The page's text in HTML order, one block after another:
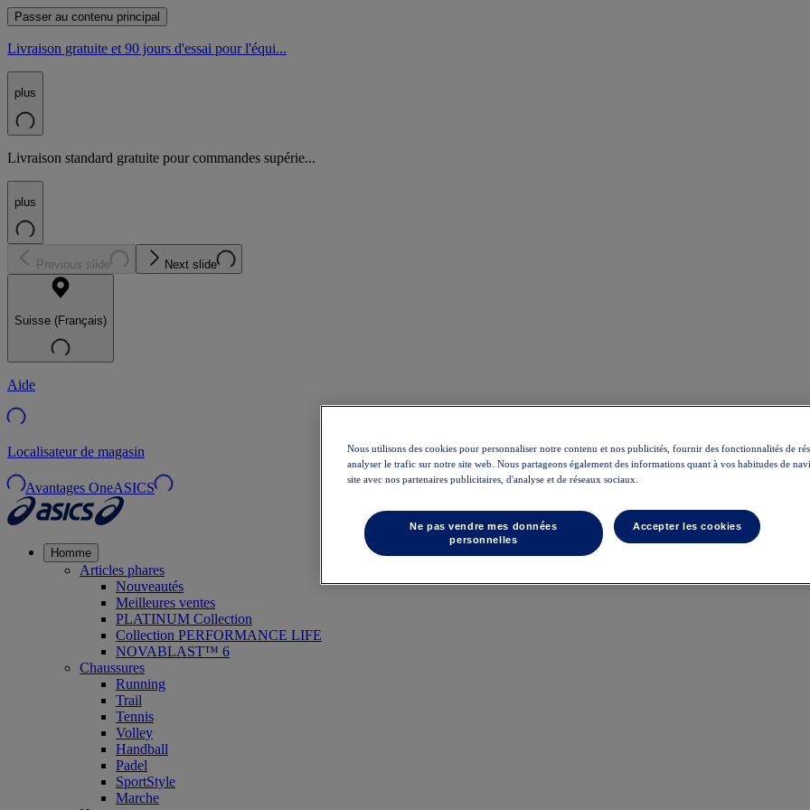
Passer au contenu principal
Livraison gratuite et 90 jours d'essai pour l'équi...
plus
Livraison standard gratuite pour commandes supérie...
plus
Previous slide Next slide
Suisse (Français)
Aide
Localisateur de magasin
Avantages OneASICS
Homme
Articles phares
Nouveautés
Meilleures ventes
PLATINUM Collection
Collection PERFORMANCE LIFE
NOVABLAST™ 6
Chaussures
Running
Trail
Tennis
Volley
Handball
Padel
SportStyle
Marche
Nous utilisons des cookies pour personnaliser notre contenu et nos publicités, fournir des fonctionnalités de
analyser le trafic sur notre site web. Nous partageons également des informations quant à vos habitudes de
site avec nos partenaires publicitaires, d'analyse et de réseaux sociaux.
Ne pas vendre mes données
personnelles
Accepter les cookies